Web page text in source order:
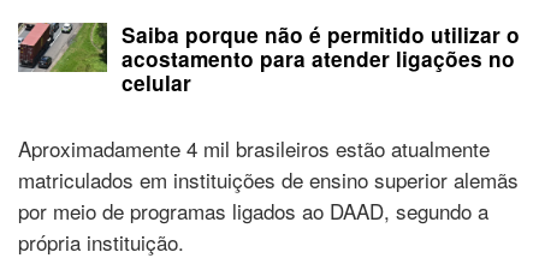
Saiba porque não é permitido utilizar o
acostamento para atender ligações no
celular
Aproximadamente 4 mil brasileiros estão atualmente
matriculados em instituições de ensino superior alemãs
por meio de programas ligados ao DAAD, segundo a
própria instituição.